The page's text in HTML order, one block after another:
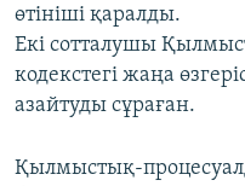
өтініші қаралды.
Екі сотталушы
кодекстегі жаңа
азайтуды сұраған.
Қылмыстық-